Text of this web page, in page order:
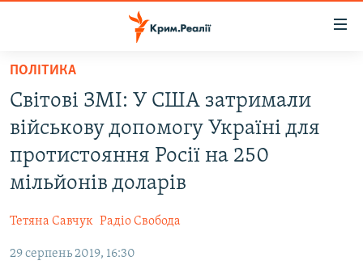
Перейти
основного
матеріалу
до
основної
Перейти
до
ВІДЕО ТА ФОТО
ПОЛІТИКА
ІНТЕРВ'Ю
ПОЛІТИКА
Світові ЗМІ: У США затримали
військову допомогу Україні для
протистояння Росії на 250
мільйонів доларів
Тетяна Савчук Радіо Свобода
29 серпень 2019, 16:30